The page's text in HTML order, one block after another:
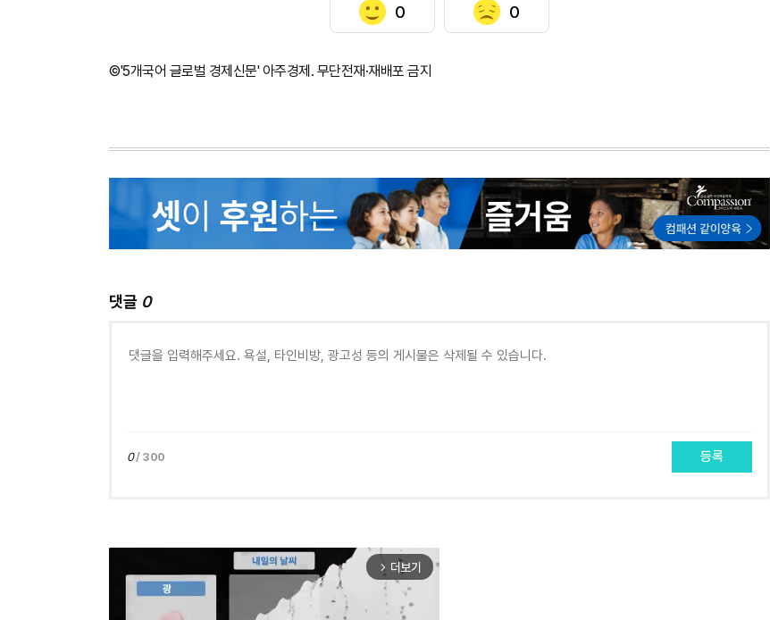
0 0
©'5개국어 글로벌 경제신문' 아주경제. 무단전재·재배포 금지
댓글 0
0/ 300 등록
arrow_forward_ios 더보기